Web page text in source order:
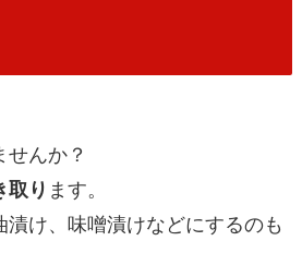
んか？
取り ます。
漬け、味噌漬けなどにするのも